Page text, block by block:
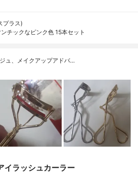
プラス)
チックなピンク色 15本セット
ュ、メイクアップアドバ…
イラッシュカーラー